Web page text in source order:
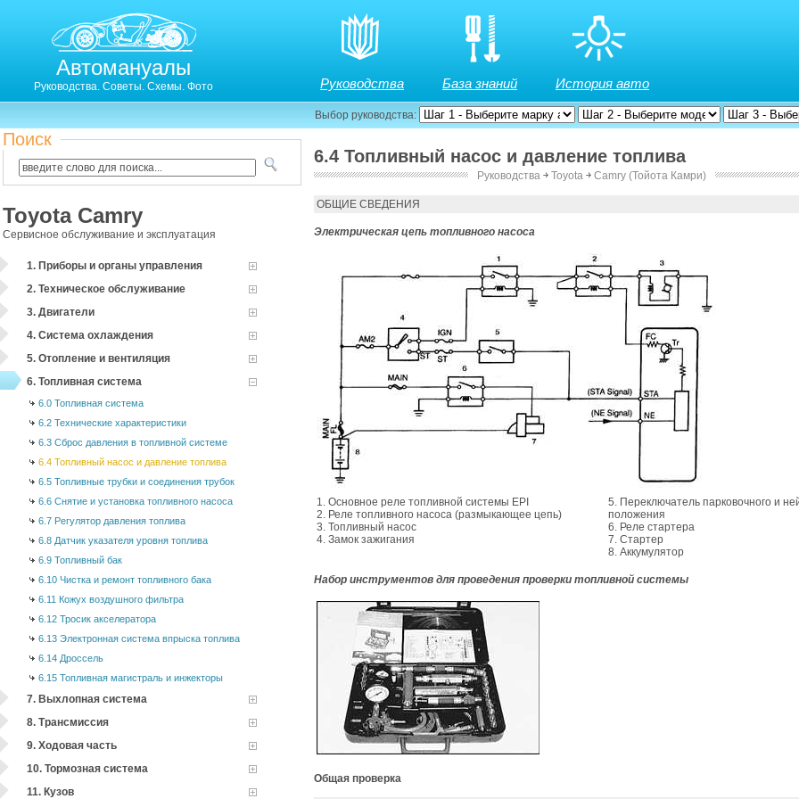
Автомануалы
Руководства. Советы. Схемы. Фото Руководства База знаний История авто
Выбор руководства:
Поиск
Toyota Camry
Сервисное обслуживание и эксплуатация
1. Приборы и органы управления
2. Техническое обслуживание
3. Двигатели
4. Система охлаждения
5. Отопление и вентиляция
6. Топливная система
6.0 Топливная система
6.2 Технические характеристики
6.3 Сброс давления в топливной системе
6.4 Топливный насос и давление топлива
6.5 Топливные трубки и соединения трубок
6.6 Снятие и установка топливного насоса
6.7 Регулятор давления топлива
6.8 Датчик указателя уровня топлива
6.9 Топливный бак
6.10 Чистка и ремонт топливного бака
6.11 Кожух воздушного фильтра
6.12 Тросик акселератора
6.13 Электронная система впрыска топлива
6.14 Дроссель
6.15 Топливная магистраль и инжекторы
7. Выхлопная система
8. Трансмиссия
9. Ходовая часть
10. Тормозная система
11. Кузов
6.4 Топливный насос и давление топлива
Руководства ￫ Toyota ￫ Camry (Тойота Камри)
ОБЩИЕ СВЕДЕНИЯ
Электрическая цепь топливного насоса
1. Основное реле топливной системы EPI
2. Реле топливного насоса (размыкающее цепь)
3. Топливный насос
4. Замок зажигания
5. Переключатель парковочного и
положения
6. Реле стартера
7. Стартер
8. Аккумулятор
Набор инструментов для проведения проверки топливной системы
Общая проверка